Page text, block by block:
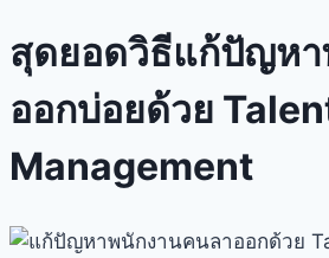
สุดยอดวิธีแก้ปัญห
ออกบ่อยด้วย
Management